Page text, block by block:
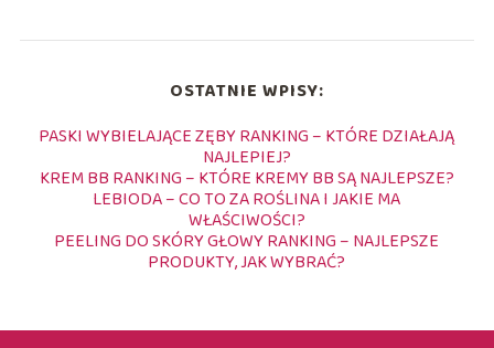
OSTATNIE WPISY:
PASKI WYBIELAJĄCE ZĘBY RANKING – KTÓRE DZIAŁAJĄ
NAJLEPIEJ?
KREM BB RANKING – KTÓRE KREMY BB SĄ NAJLEPSZE?
LEBIODA – CO TO ZA ROŚLINA I JAKIE MA
WŁAŚCIWOŚCI?
PEELING DO SKÓRY GŁOWY RANKING – NAJLEPSZE
PRODUKTY, JAK WYBRAĆ?